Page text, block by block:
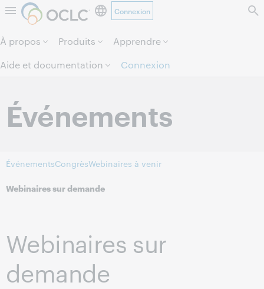
Aller au contenu de la page.
Connexion
À propos Produits
Apprendre
Aide et documentation
Connexion
Événements
ÉvénementsCongrèsWebinaires à venir
Webinaires sur demande
Webinaires sur
demande